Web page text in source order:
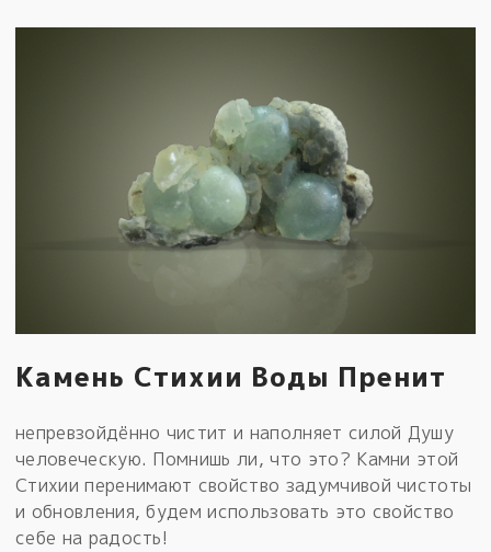
Камень Стихии Воды Пренит
непревзойдённо чистит и наполняет силой Душу
человеческую. Помнишь ли, что это? Камни этой
Стихии перенимают свойство задумчивой чистоты
и обновления, будем использовать это свойство
себе на радость!